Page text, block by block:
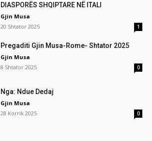
DIASPORËS SHQIPTARE NË ITALI
Gjin Musa
20 Shtator 2025
1
Pregaditi Gjin Musa-Rome- Shtator 2025
Gjin Musa
8 Shtator 2025
0
Nga: Ndue Dedaj
Gjin Musa
28 Korrik 2025
0